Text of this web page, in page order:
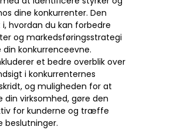
dine konkurrenter. Den
hvordan du kan forbedre
og markedsføringsstrategi
konkurrenceevne.
et bedre overblik over
i konkurrenternes
og muligheden for at
din virksomhed, gøre den
for kunderne og træffe
beslutninger.